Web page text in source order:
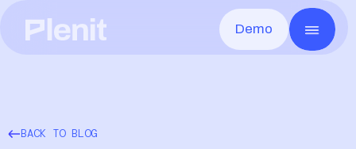
Demo
BACK TO BLOG
CLOUD SERVICES
Almacenamiento de Archivos
GO
Blog
Sobre Plenit
Contacto